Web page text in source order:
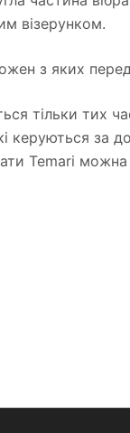
візерунком.
з яких
тільки тих
керуються за
Temari